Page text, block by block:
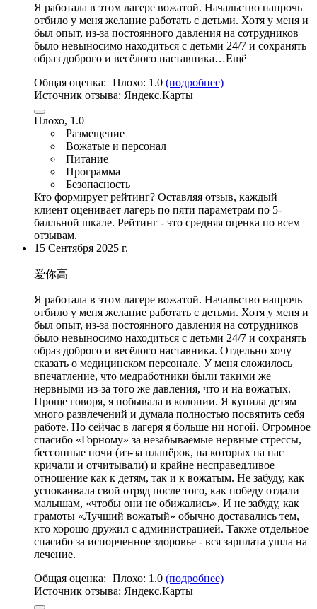
Я работала в этом лагере вожатой. Начальство напрочь
отбило у меня желание работать с детьми. Хотя у меня и
был опыт, из-за постоянного давления на сотрудников
было невыносимо находиться с детьми 24/7 и сохранять
образ доброго и весёлого наставника…Ещё
Общая оценка: Плохо: 1.0 (подробнее)
Источник отзыва: Яндекс.Карты
Плохо, 1.0
Размещение
Вожатые и персонал
Питание
Программа
Безопасность
Кто формирует рейтинг? Оставляя отзыв, каждый
клиент оценивает лагерь по пяти параметрам по 5-
балльной шкале. Рейтинг - это средняя оценка по всем
отзывам.
15 Сентября 2025 г.
爱你高
Я работала в этом лагере вожатой. Начальство напрочь
отбило у меня желание работать с детьми. Хотя у меня и
был опыт, из-за постоянного давления на сотрудников
было невыносимо находиться с детьми 24/7 и сохранять
образ доброго и весёлого наставника. Отдельно хочу
сказать о медицинском персонале. У меня сложилось
впечатление, что медработники были такими же
нервными из-за того же давления, что и на вожатых.
Проще говоря, я побывала в колонии. Я купила детям
много развлечений и думала полностью посвятить себя
работе. Но сейчас в лагеря я больше ни ногой. Огромное
спасибо «Горному» за незабываемые нервные стрессы,
бессонные ночи (из-за планёрок, на которых на нас
кричали и отчитывали) и крайне несправедливое
отношение как к детям, так и к вожатым. Не забуду, как
успокаивала свой отряд после того, как победу отдали
малышам, «чтобы они не обижались». И не забуду, как
грамоты «Лучший вожатый» обычно доставались тем,
кто хорошо дружил с администрацией. Также отдельное
спасибо за испорченное здоровье - вся зарплата ушла на
лечение.
Общая оценка: Плохо: 1.0 (подробнее)
Источник отзыва: Яндекс.Карты